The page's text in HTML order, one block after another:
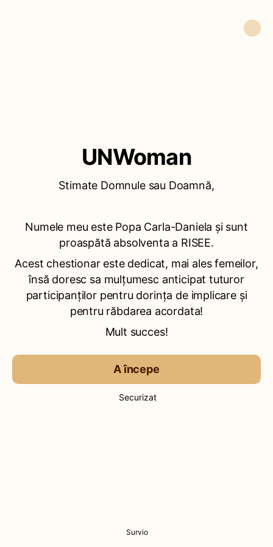
UNWoman
Stimate Domnule sau Doamnă,
Numele meu este Popa Carla-Daniela și sunt
proaspătă absolventa a RISEE.
Acest chestionar este dedicat, mai ales femeilor,
însă doresc sa mulțumesc anticipat tuturor
participanților pentru dorința de implicare și
pentru răbdarea acordata!
Mult succes!
A începe
Securizat
Survio